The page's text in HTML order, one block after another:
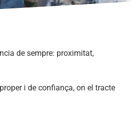
de sempre: proximitat,
i de confiança, on el tracte